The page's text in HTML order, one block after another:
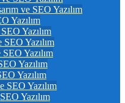
ve SEO Yazılım
Yazılım
Yazılım
Yazılım
Yazılım
Yazılım
Yazılım
SEO Yazılım
Yazılım